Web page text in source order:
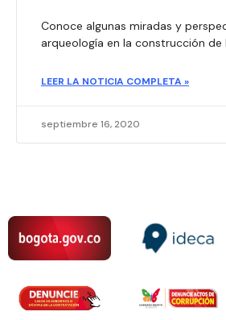
Conoce algunas miradas y
arqueología en la construcción de
LEER LA NOTICIA COMPLETA »
septiembre 16, 2020